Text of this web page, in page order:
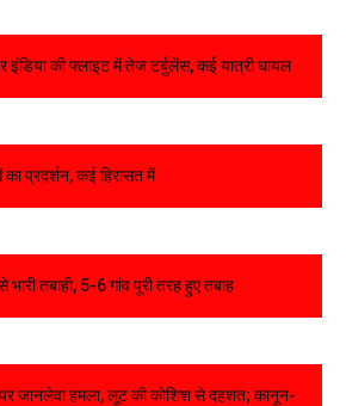
इंडिया की फ्लाइट में तेज टर्बुलेंस, कई यात्री घायल
प्रदर्शन, कई हिरासत में
तबाही, 5-6 गांव पूरी तरह हुए तबाह
पर जानलेवा हमला, लूट की कोशिश से दहशत; कानून-